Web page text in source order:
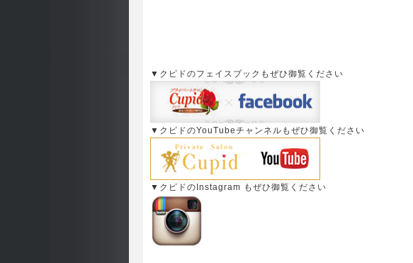
▼クピドのフェイスブックもぜひ御覧ください
▼クピドのYouTubeチャンネルもぜひ御覧ください
▼クピドのInstagram もぜひ御覧ください